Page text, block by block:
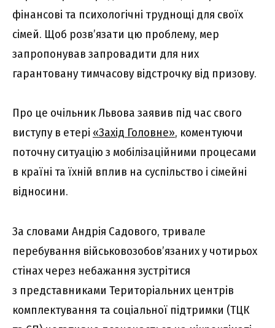
фінансові та психологічні труднощі для своїх
сімей. Щоб розв’язати цю проблему, мер
запропонував запровадити для них
гарантовану тимчасову відстрочку від призову.
Про це очільник Львова заявив під час свого
виступу в етері «Захід Головне», коментуючи
поточну ситуацію з мобілізаційними процесами
в країні та їхній вплив на суспільство і сімейні
відносини.
За словами Андрія Садового, тривале
перебування військовозобов’язаних у чотирьох
стінах через небажання зустрітися
з представниками Територіальних центрів
комплектування та соціальної підтримки (ТЦК